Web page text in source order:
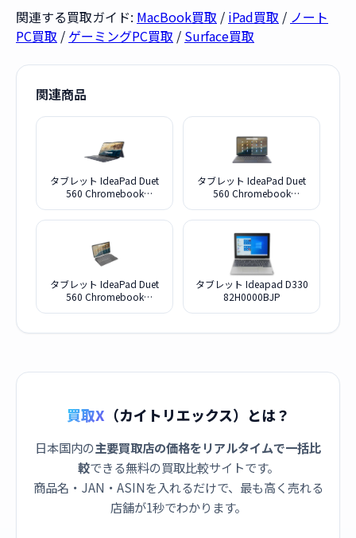
関連する買取ガイド: MacBook買取 / iPad買取 / ノート
PC買取 / ゲーミングPC買取 / Surface買取
関連商品
タブレット IdeaPad Duet
560 Chromebook
ー]
タブレット IdeaPad Duet
560 Chromebook
ー]
タブレット IdeaPad Duet
560 Chromebook
タブレット Ideapad D330
82H0000BJP
買取X （カイトリエックス）とは？
日本国内の主要買取店の価格をリアルタイムで一括比
較できる無料の買取比較サイトです。
商品名・JAN・ASINを入れるだけで、最も高く売れる
店舗が1秒でわかります。